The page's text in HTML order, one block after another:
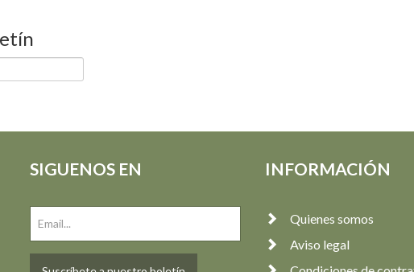
SIGUENOS EN INFORMACIÓN
Quienes somos
Aviso legal